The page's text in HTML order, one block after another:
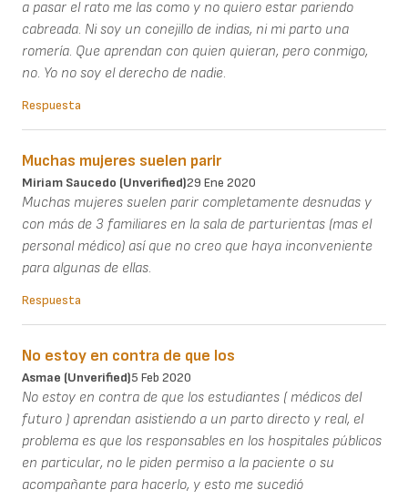
a pasar el rato me las como y no quiero estar pariendo
cabreada. Ni soy un conejillo de indias, ni mi parto una
romería. Que aprendan con quien quieran, pero conmigo,
no. Yo no soy el derecho de nadie.
Respuesta
Muchas mujeres suelen parir
Miriam Saucedo (unverified)29 Ene 2020
Muchas mujeres suelen parir completamente desnudas y
con más de 3 familiares en la sala de parturientas (mas el
personal médico) así que no creo que haya inconveniente
para algunas de ellas.
Respuesta
No estoy en contra de que los
Asmae (unverified)5 Feb 2020
No estoy en contra de que los estudiantes ( médicos del
futuro ) aprendan asistiendo a un parto directo y real, el
problema es que los responsables en los hospitales públicos
en particular, no le piden permiso a la paciente o su
acompañante para hacerlo, y esto me sucedió